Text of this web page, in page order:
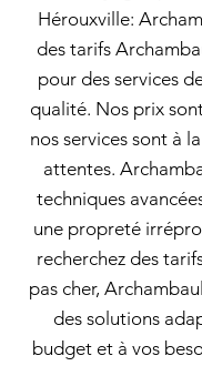
Hérouxville:
des tarifs
pour des services
qualité. Nos prix
nos services sont à
attentes.
techniques
une propreté
recherchez des
pas cher,
des solutions
budget et à vos